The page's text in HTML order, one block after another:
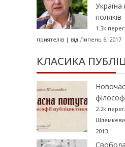
Україна
поляків
1.3k
приятелів| від Липень 6, 2017
КЛАСИКА
2.2k
2013